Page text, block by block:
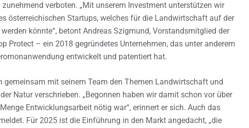
verboten. „Mit unserem Investment unterstützen wir
österreichischen Startups, welches für die Landwirtschaft auf der
könnte“, betont Andreas Szigmund, Vorstandsmitglied der
Protect – ein 2018 gegründetes Unternehmen, das unter anderem
entwickelt und patentiert hat.
gemeinsam mit seinem Team den Themen Landwirtschaft und
Natur verschrieben. „Begonnen haben wir damit schon vor über
Entwicklungsarbeit nötig war“, erinnert er sich. Auch das
Für 2025 ist die Einführung in den Markt angedacht, „die